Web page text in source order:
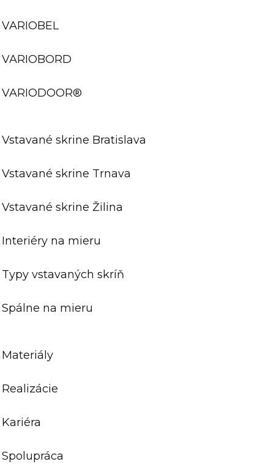
VARIOBEL
VARIOBORD
VARIODOOR®
Vstavané skrine Bratislava
Vstavané skrine Trnava
Vstavané skrine Žilina
Interiéry na mieru
Typy vstavaných skríň
Spálne na mieru
Materiály
Realizácie
Kariéra
Spolupráca